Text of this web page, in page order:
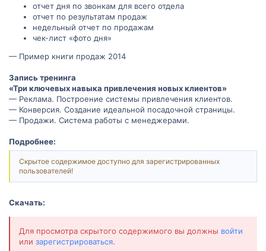
отчет дня по звонкам для всего отдела
отчет по результатам продаж
недельный отчет по продажам
чек-лист «фото дня»
— Пример книги продаж 2014
Запись тренинга
«Три ключевых навыка привлечения новых клиентов»
— Реклама. Построение системы привлечения клиентов.
— Конверсия. Создание идеальной посадочной страницы.
— Продажи. Система работы с менеджерами.
Подробнее:
Скрытое содержимое доступно для зарегистрированных
пользователей!
Скачать:
Для просмотра скрытого содержимого вы должны войти
или зарегистрироваться.